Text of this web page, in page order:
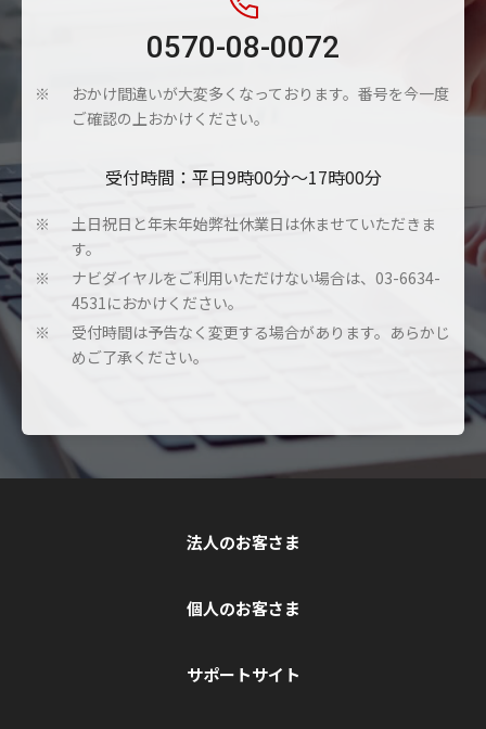
0570-08-0072
※
おかけ間違いが大変多くなっております。番号を今一度
ご確認の上おかけください。
受付時間：平日9時00分～17時00分
※
土日祝日と年末年始弊社休業日は休ませていただきま
す。
※
ナビダイヤルをご利用いただけない場合は、03-6634-
4531におかけください。
※
受付時間は予告なく変更する場合があります。あらかじ
めご了承ください。
法人のお客さま
個人のお客さま
サポートサイト